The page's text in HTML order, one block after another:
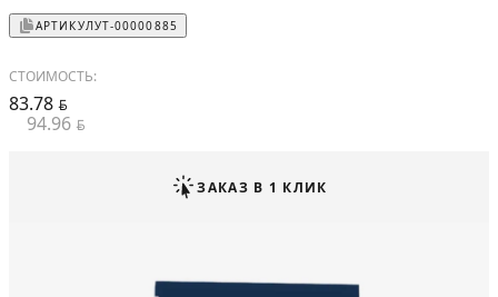
АРТИКУЛУТ-00000885
СТОИМОСТЬ:
83.78 BYN
94.96 BYN
ЗАКАЗ В 1 КЛИК